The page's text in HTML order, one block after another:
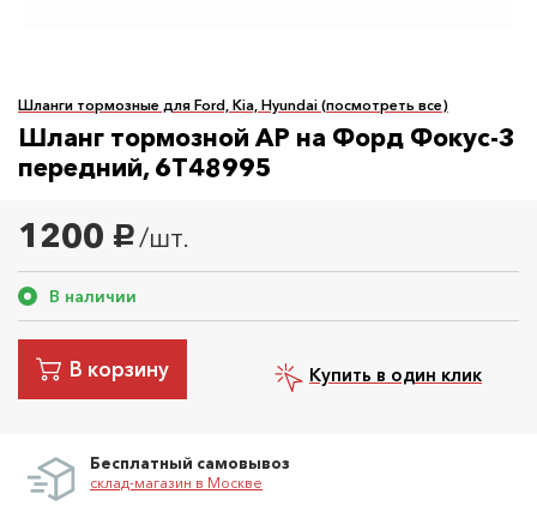
Шланги тормозные для Ford, Kia, Hyundai (посмотреть все)
Шланг тормозной AP на Форд Фокус-3
передний, 6T48995
1200 руб. /шт.
В наличии
В корзину Купить в один клик
Бесплатный самовывоз
склад-магазин в Москве